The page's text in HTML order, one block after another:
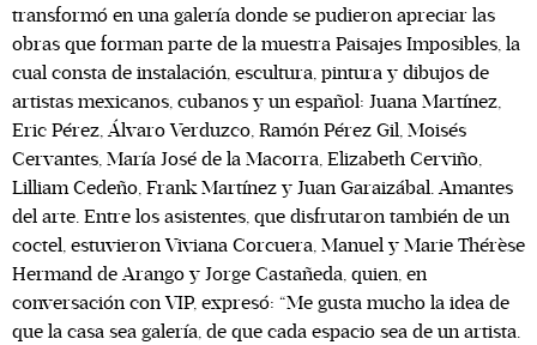
transformó en una galería donde se pudieron apreciar las
obras que forman parte de la muestra Paisajes Imposibles, la
cual consta de instalación, escultura, pintura y dibujos de
artistas mexicanos, cubanos y un español: Juana Martínez,
Eric Pérez, Álvaro Verduzco, Ramón Pérez Gil, Moisés
Cervantes, María José de la Macorra, Elizabeth Cerviño,
Lilliam Cedeño, Frank Martínez y Juan Garaizábal. Amantes
del arte. Entre los asistentes, que disfrutaron también de un
coctel, estuvieron Viviana Corcuera, Manuel y Marie Thérèse
Hermand de Arango y Jorge Castañeda, quien, en
conversación con VIP, expresó: “Me gusta mucho la idea de
que la casa sea galería, de que cada espacio sea de un artista.